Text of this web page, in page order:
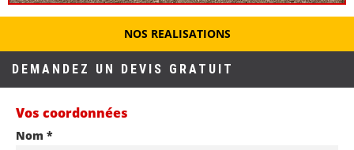
NOS REALISATIONS
DEMANDEZ UN DEVIS GRATUIT
Vos coordonnées
Nom *